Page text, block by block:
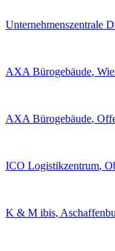
Unternehmenszentrale
AXA Bürogebäude,
AXA Bürogebäude,
ICO Logistikzentrum,
K & M ibis,